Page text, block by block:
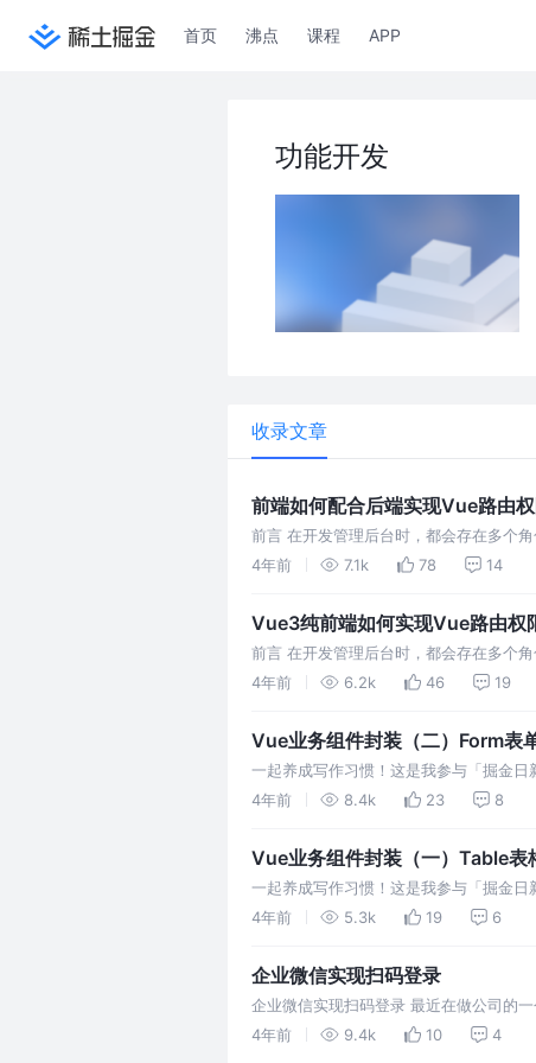
首页 沸点 课程 APP
功能开发
收录文章
前端如何配合后端实现Vue路由
前言 在开发管理后台时，都会存在多个
限，实现路由权限的方案有多种，比较
4年前 7.1k 78 14
Vue3纯前端如何实现Vue路由权
前言 在开发管理后台时，都会存在多个
限，实现路由权限的方案有多种，比较
4年前 6.2k 46 19
Vue业务组件封装（二）Form表
一起养成写作习惯！这是我参与「掘金
props和emit进行父子组件的传值和通信
4年前 8.4k 23 8
Vue业务组件封装（一）Table表
一起养成写作习惯！这是我参与「掘金
props和emit进行父子组件的传值和通信
4年前 5.3k 19 6
企业微信实现扫码登录
企业微信实现扫码登录 最近在做公司的
杂，这里简单分享一下。 企业微信扫码
4年前 9.4k 10 4